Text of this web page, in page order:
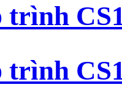
trình
trình